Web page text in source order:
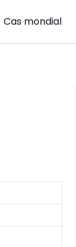
Cas mondial